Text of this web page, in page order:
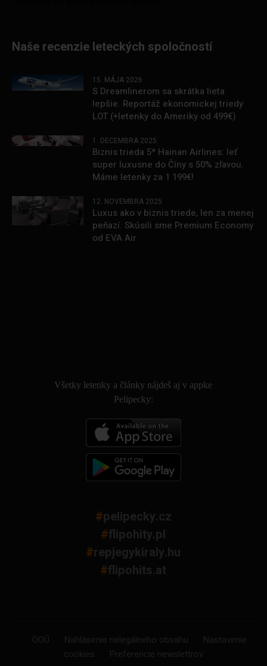
Naše recenzie leteckých spoločností
15. MÁJA 2026
S Dreamlinerom sa skrátka lieta
lepšie. Reportáž ekonomickej triedy
LOT (+letenky do Ameriky od 499€)
1. DECEMBRA 2025
Biznis trieda 5* Hainan Airlines: leť
super luxusne do Číny s 50% zľavou.
Máme letenky za 1 199€!
12. NOVEMBRA 2025
Luxus ako v biznis triede, len za menej
peňazí. Skúsili sme Premium Economy
od EVA Air
Všetky letenky a články nájdeš aj v appke
Pelipecky:
#pelipecky.cz
#flipohity.pl
#repjegykiraly.hu
#flipohits.at
OOÚ Nahlásenie nelegálneho obsahu
Nastavenie
cookies
Preferencie newslettrov